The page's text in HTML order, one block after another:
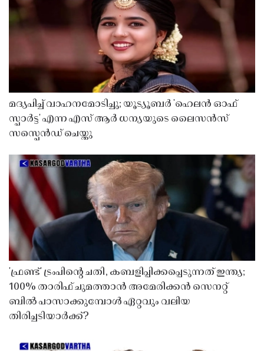
മദ്യപിച്ച് വാഹനമോടിച്ചു; യൂട്യൂബർ 'ഹെലൻ ഓഫ്
സ്പാർട്ട' എന്ന എസ് ആർ ധന്യയുടെ ലൈസൻസ്
സസ്പെൻഡ് ചെയ്തു ​​​​​​​
'ഫ്രണ്ട്' ട്രംപിന്റെ ചതി, കബളിപ്പിക്കപ്പെടുന്നത് ഇന്ത്യ;
100% താരിഫ് ചുമത്താൻ അമേരിക്കൻ സെനറ്റ്
ബിൽ പാസാക്കുമ്പോൾ ഏറ്റവും വലിയ
തിരിച്ചടിയാർക്ക്?